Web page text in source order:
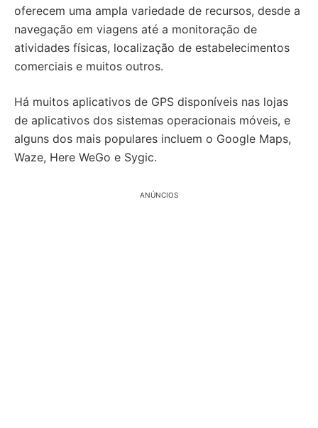
oferecem uma ampla variedade de recursos, desde a
navegação em viagens até a monitoração de
atividades físicas, localização de estabelecimentos
comerciais e muitos outros.
Há muitos aplicativos de GPS disponíveis nas lojas
de aplicativos dos sistemas operacionais móveis, e
alguns dos mais populares incluem o Google Maps,
Waze, Here WeGo e Sygic.
ANÚNCIOS